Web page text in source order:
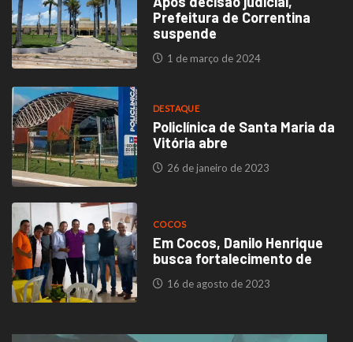
Prefeitura de Correntina
suspende
1 de março de 2024
DESTAQUE
Policlínica de Santa Maria da
Vitória abre
26 de janeiro de 2023
COCOS
Em Cocos, Danilo Henrique
busca fortalecimento de
16 de agosto de 2023